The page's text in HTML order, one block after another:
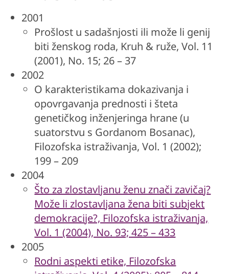
2001
Prošlost u sadašnjosti ili može li genij
biti ženskog roda, Kruh & ruže, Vol. 11
(2001), No. 15; 26 – 37
2002
O karakteristikama dokazivanja i
opovrgavanja prednosti i šteta
genetičkog inženjeringa hrane (u
suatorstvu s Gordanom Bosanac),
Filozofska istraživanja, Vol. 1 (2002);
199 – 209
2004
Što za zlostavljanu ženu znači zavičaj?
Može li zlostavljana žena biti subjekt
demokracije?, Filozofska istraživanja,
Vol. 1 (2004), No. 93; 425 – 433
2005
Rodni aspekti etike, Filozofska